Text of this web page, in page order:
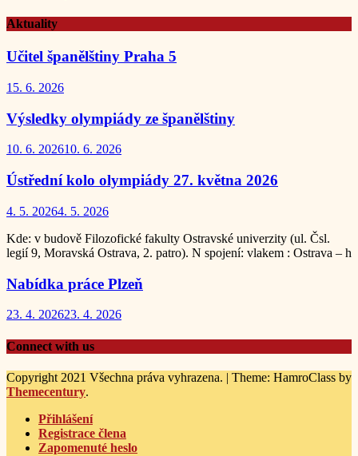
Aktuality
Učitel španělštiny Praha 5
15. 6. 2026
Výsledky olympiády ze španělštiny
10. 6. 202610. 6. 2026
Ústřední kolo olympiády 27. května 2026
4. 5. 20264. 5. 2026
Kde: v budově Filozofické fakulty Ostravské univerzity (ul. Čsl.
legií 9, Moravská Ostrava, 2. patro). N spojení: vlakem : Ostrava – h
Nabídka práce Plzeň
23. 4. 202623. 4. 2026
Connect with us
Copyright 2021 Všechna práva vyhrazena. | Theme: HamroClass by
Themecentury.
Přihlášení
Registrace člena
Zapomenuté heslo